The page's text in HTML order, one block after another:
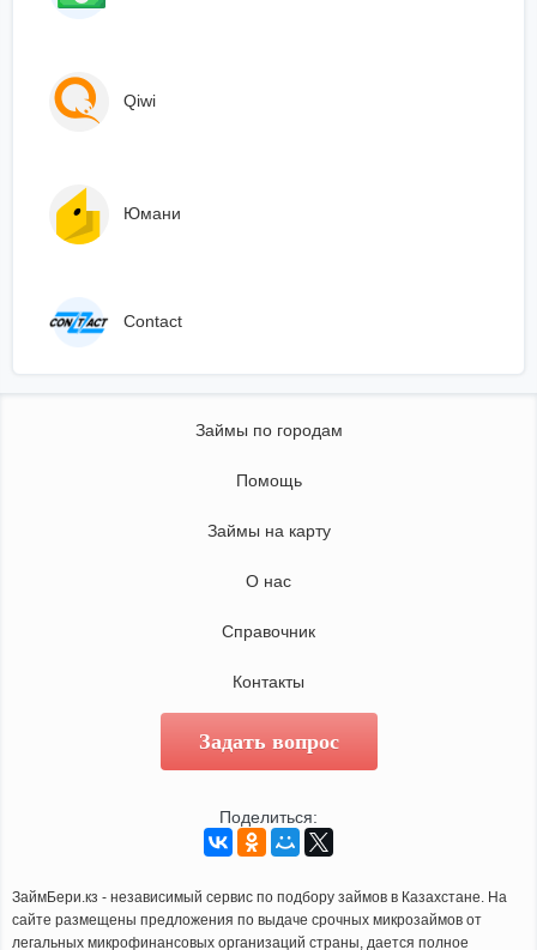
Qiwi
Юмани
Сontact
Займы по городам
Помощь
Займы на карту
О нас
Справочник
Контакты
Задать вопрос
Поделиться:
ЗаймБери.кз - независимый сервис по подбору займов в Казахстане. На
сайте размещены предложения по выдаче срочных микрозаймов от
легальных микрофинансовых организаций страны, дается полное